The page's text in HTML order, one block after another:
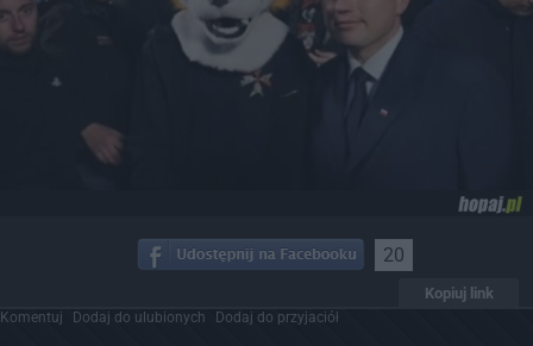
20
Kopiuj link
Komentuj Dodaj do ulubionych Dodaj do przyjaciół